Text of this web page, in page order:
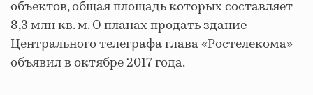
объектов, общая площадь которых составляет
8,3 млн кв. м. О планах продать здание
Центрального телеграфа глава «Ростелекома»
объявил в октябре 2017 года.